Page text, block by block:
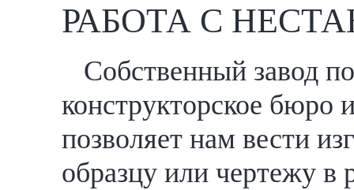
РАБОТА С
Собственный завод
конструкторское бюро
позволяет нам вести
образцу или чертежу